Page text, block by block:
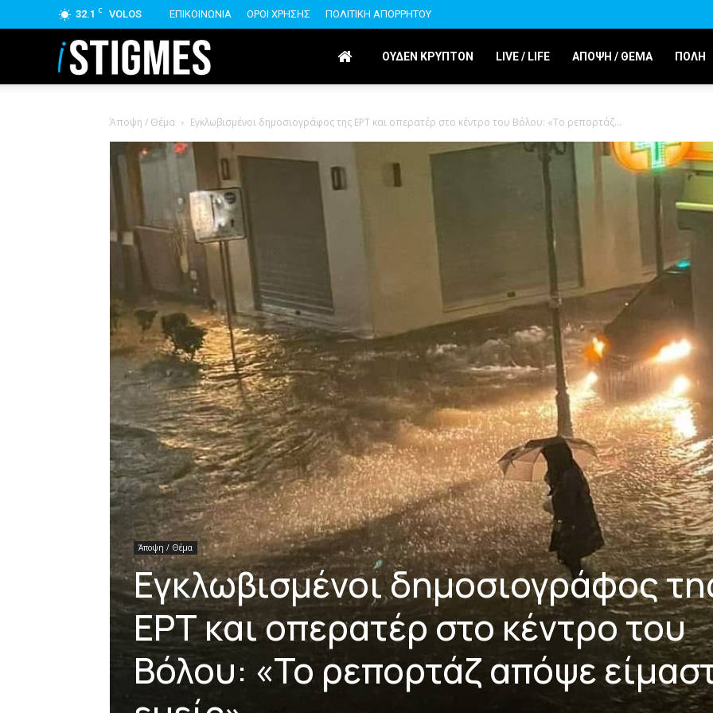
32.1 C VOLOS ΕΠΙΚΟΙΝΩΝΙΑ ΟΡΟΙ ΧΡΗΣΗΣ ΠΟΛΙΤΙΚΗ ΑΠΟΡΡΗΤΟΥ
istigmes ΟΥΔΕΝ ΚΡΥΠΤΟΝ LIVE / LIFE ΑΠΟΨΗ / ΘΕΜΑ ΠΟΛΗ
Άποψη / Θέμα Εγκλωβισμένοι δημοσιογράφος της ΕΡΤ και οπερατέρ στο κέντρο του Βόλου: «Το ρεπορτάζ...
Άποψη / Θέμα
Εγκλωβισμένοι δημοσιογράφος
ΕΡΤ και οπερατέρ στο κέντρο του
Βόλου: «Το ρεπορτάζ απόψε